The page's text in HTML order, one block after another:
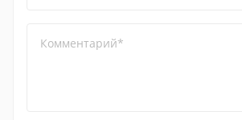
Комментарий*